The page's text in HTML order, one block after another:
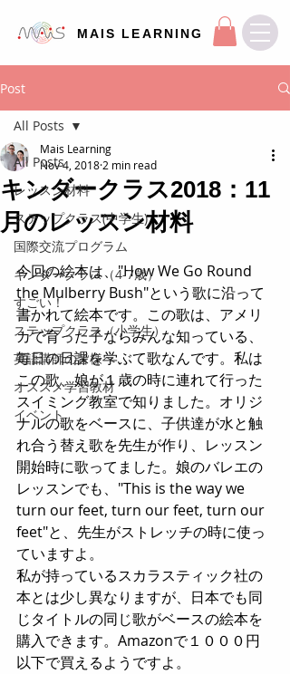
MAIS LEARNING
Post
All Posts
レッスン材料
ステップクラス(中学生)
国際交流プログラム
キンダークラス（4-7歳）
すごい！
ステップクラス（小学生）
英語講師の皆様へ
オススメ学習教材
イベント
All Posts
キンダークラス2018：11
月のレッスン材料
Mais Learning
Nov 4, 20182 min read
今回の絵本は、"How We Go Round
the Mulberry Bush"という歌に沿って
書かれて絵本です。この歌は、アメリ
カで育った子ならみんな知っている、
毎日の日課を学ぶて歌なんです。私は
この歌、娘が１歳の時に連れて行った
スイミング教室で知りました。オリジ
ナルの歌をベースに、子供達が水と触
れ合う替え歌を先生が作り、レッスン
開始時に歌ってました。娘のバレエの
レッスンでも、"This is the way we
turn our feet, turn our feet, turn our
feet"と、先生がストレッチの時に使っ
ていますよ。
私が持っているスカラスティック社の
本とは少し異なりますが、日本でも同
じタイトルの同じ歌がベースの絵本を
購入できます。Amazonで１０００円
以下で買えるようですよ。